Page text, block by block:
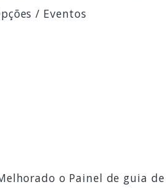
/ Eventos
o Painel de guia